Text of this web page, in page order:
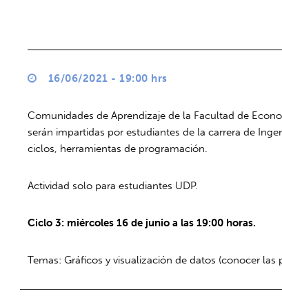
16/06/2021 - 19:00 hrs
Comunidades de Aprendizaje de la Facultad de
serán impartidas por estudiantes de la carrera de
ciclos, herramientas de programación.
Actividad solo para estudiantes UDP.
Ciclo 3: miércoles 16 de junio a las 19:00 horas.
Temas: Gráficos y visualización de datos (conocer